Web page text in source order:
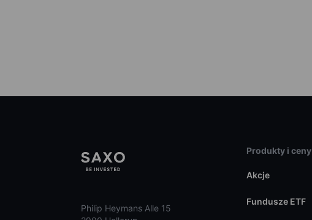
Philip Heymans Alle 15
Produkty i ceny
Akcje
Fundusze ETF